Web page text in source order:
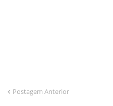
Postagem Anterior